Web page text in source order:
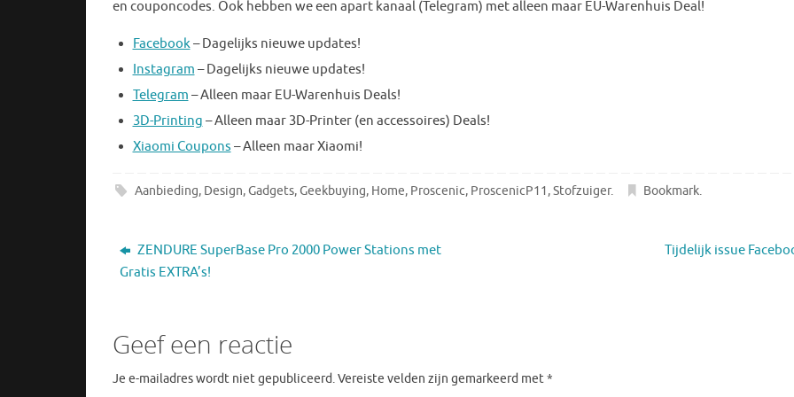
en couponcodes. Ook hebben we een apart kanaal (Telegram) met alleen maar EU-Warenhuis Deal!
Facebook– Dagelijks nieuwe updates!
Instagram – Dagelijks nieuwe updates!
Telegram – Alleen maar EU-Warenhuis Deals!
3D-Printing – Alleen maar 3D-Printer (en accessoires) Deals!
Xiaomi Coupons – Alleen maar Xiaomi!
Aanbieding, Design,Gadgets,Geekbuying, Home, Proscenic, ProscenicP11,Stofzuiger. Bookmark.
ZENDURE SuperBase Pro 2000 Power Stations met
Gratis EXTRA’s!
Tijdelijk issue
Geef een reactie
Je e-mailadres wordt niet gepubliceerd.Vereiste velden zijn gemarkeerd met*